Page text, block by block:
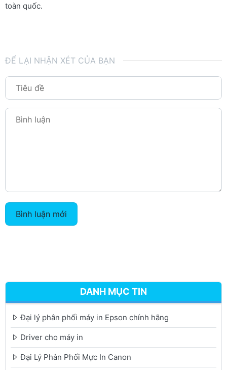
toàn quốc.
ĐỂ LẠI NHẬN XÉT CỦA BẠN
Bình luận mới
DANH MỤC TIN
Đại lý phân phối máy in Epson chính hãng
Driver cho máy in
Đại Lý Phân Phối Mực In Canon